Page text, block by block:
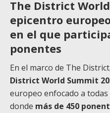
The District
epicentro
en el que
ponentes
En el marco de The
District World Summit
europeo enfocado a
donde más de 450